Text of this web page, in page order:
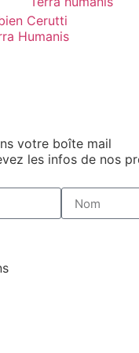
Cerutti
Humanis
votre boîte mail
les infos de nos